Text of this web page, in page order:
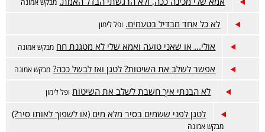
לא כל אחד מבדיל בטעמים. ופל לימון
אולי... או שאני טועה ואמא שלי לא מטגנת חח מבקש אמונה
אפשר לשלב את השיטות? לטגן ואז לבשל ככה? מבקש אמונה
לא הבנתי איך חשבת לשלב את השיטות ופל לימון
לטגן לפני ששמים בסיר מלא מים (או לשפוך לאותו סיר?)
מבקש אמונה